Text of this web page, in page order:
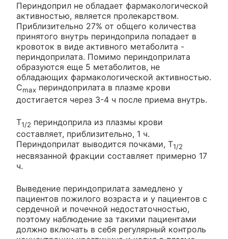
Периндоприл не обладает фармакологической
активностью, является пролекарством.
Приблизительно 27% от общего количества
принятого внутрь периндоприла попадает в
кровоток в виде активного метаболита -
периндоприлата. Помимо периндоприлата
образуются еще 5 метаболитов, не
обладающих фармакологической активностью.
Cmax периндоприлата в плазме крови
достигается через 3-4 ч после приема внутрь.
T1/2 периндоприла из плазмы крови
составляет, приблизительно, 1 ч.
Периндоприлат выводится почками, T1/2
несвязанной фракции составляет примерно 17
ч.
Выведение периндоприлата замедлено у
пациентов пожилого возраста и у пациентов с
сердечной и почечной недостаточностью,
поэтому наблюдение за такими пациентами
должно включать в себя регулярный контроль